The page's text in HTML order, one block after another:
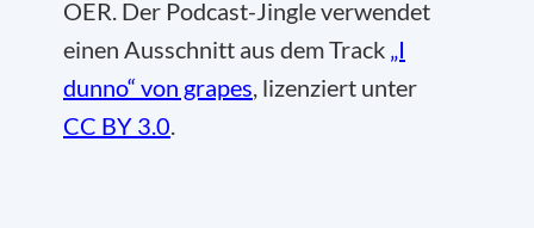
OER. Der Podcast-Jingle verwendet
einen Ausschnitt aus dem Track „I
dunno“ von grapes, lizenziert unter
CC BY 3.0.